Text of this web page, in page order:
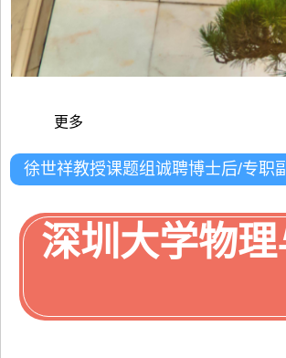
更多
徐世祥教授课题组诚聘博士后/专职
深圳大学物